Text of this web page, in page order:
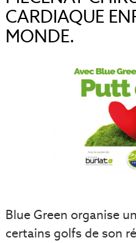
CARDIAQUE
MONDE.
Blue Green organise
certains golfs de son